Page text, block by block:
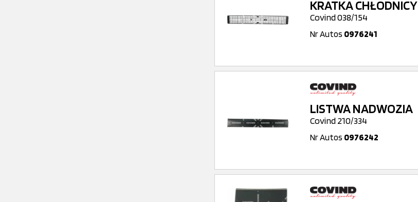
KRATKA CHŁODNICY
Covind 038/154
Nr Autos 0976241
LISTWA NADWOZIA
Covind 210/334
Nr Autos 0976242